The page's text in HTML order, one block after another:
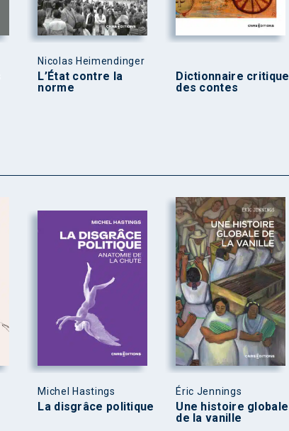
Nicolas Heimendinger
L’État contre la
norme
Dictionnaire critique
des contes
Michel Hastings
La disgrâce politique
Éric Jennings
Une histoire globale
de la vanille